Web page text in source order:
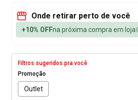
Onde retirar perto de você
+10% OFFna próxima compra em loja
Filtros sugeridos pra você
Promoção
Outlet